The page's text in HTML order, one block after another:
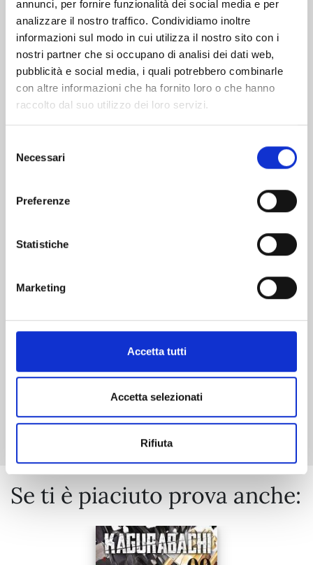
annunci, per fornire funzionalità dei social media e per
analizzare il nostro traffico. Condividiamo inoltre
informazioni sul modo in cui utilizza il nostro sito con i
nostri partner che si occupano di analisi dei dati web,
pubblicità e social media, i quali potrebbero combinarle
con altre informazioni che ha fornito loro o che hanno
raccolto dal suo utilizzo dei loro servizi.
delNecessari
Preferenze
Statistiche
Marketing
Accetta tutti
Accetta selezionati
Rifiuta
€ 5,90
Se ti è piaciuto prova anche: